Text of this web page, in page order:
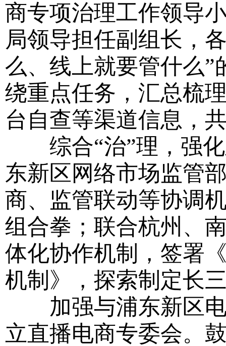
商专项治理工作领导
局领导担任副组长，
么、线上就要管什么”
绕重点任务，汇总梳
台自查等渠道信息，
综合“治”理，强化
东新区网络市场监管
商、监管联动等协调
组合拳；联合杭州、
体化协作机制，签署
机制》，探索制定长
加强与浦东新区电
立直播电商专委会。